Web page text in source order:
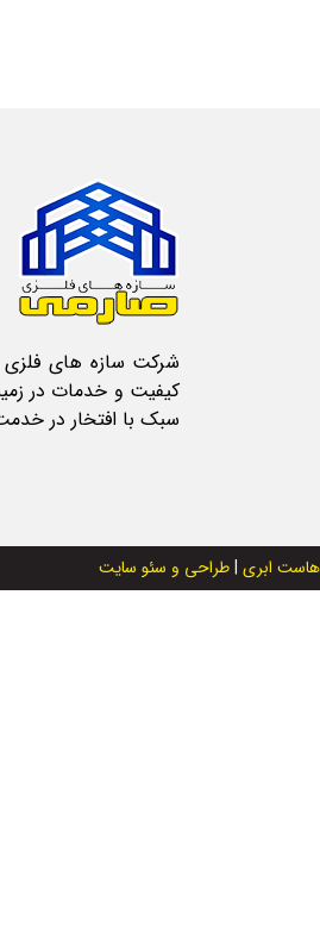
شرکت سازه های فلزی
کیفیت و خدمات در
سبک با افتخار در
هاست ابری |طراحی و سئو سایت